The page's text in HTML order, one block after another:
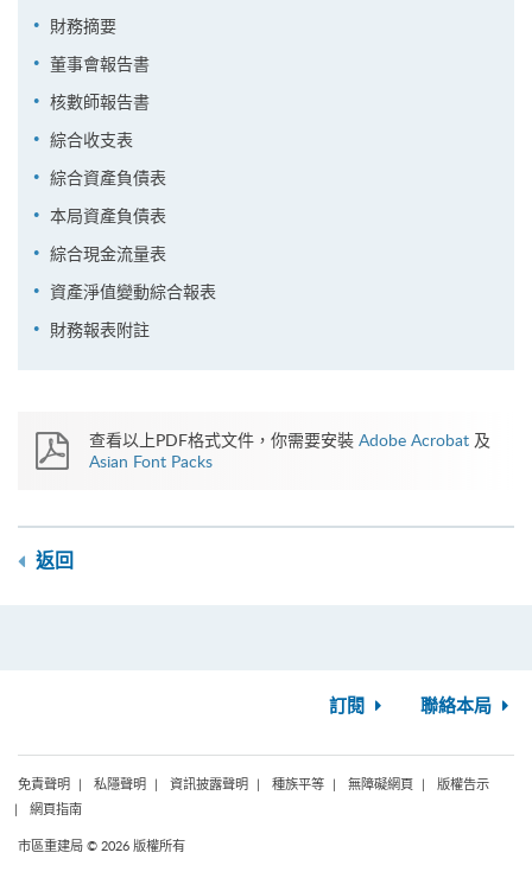
財務摘要
董事會報告書
核數師報告書
綜合收支表
綜合資產負債表
本局資產負債表
綜合現金流量表
資產淨值變動綜合報表
財務報表附註
查看以上PDF格式文件，你需要安裝 Adobe Acrobat 及
Asian Font Packs
返回
訂閱 聯絡本局
免責聲明 私隱聲明 資訊披露聲明 種族平等 無障礙網頁
版權告示
網頁指南
市區重建局 © 2026 版權所有